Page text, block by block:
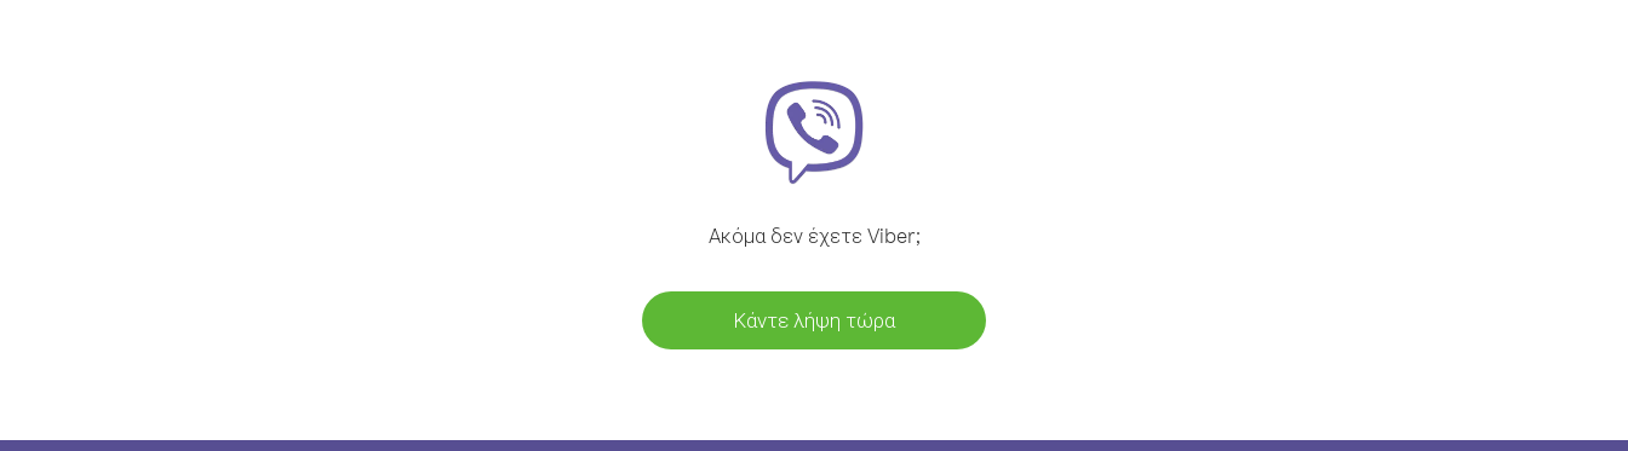
Ακόμα δεν έχετε Viber;
Κάντε λήψη τώρα